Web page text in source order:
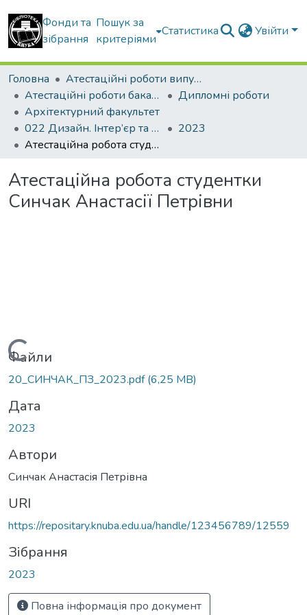
Фонди та
зібрання
Пошук за
критеріями
Статистика Увійти
Головна
Атестаційні роботи випускників
Атестаційні роботи бакалаврів
Дипломні роботи
Архітектурний факультет
022 Дизайн. Інтер’єр та обладнання
2023
Атестаційна робота студентки Синчак Анастасії Петрівни
Атестаційна робота студентки
Синчак Анастасії Петрівни
Вантажиться...
Файли
20_СИНЧАК_ПЗ_2023.pdf(6,25 MB)
Дата
2023
Автори
Синчак Анастасія Петрівна
URI
https://repositary.knuba.edu.ua/handle/123456789/12559
Зібрання
2023
Повна інформація про документ